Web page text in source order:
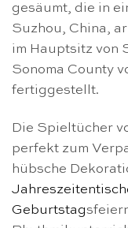
gesäumt, die in
Suzhou, China,
im Hauptsitz von
Sonoma County
fertiggestellt.
Die Spieltücher
perfekt zum
hübsche
Geburtstag